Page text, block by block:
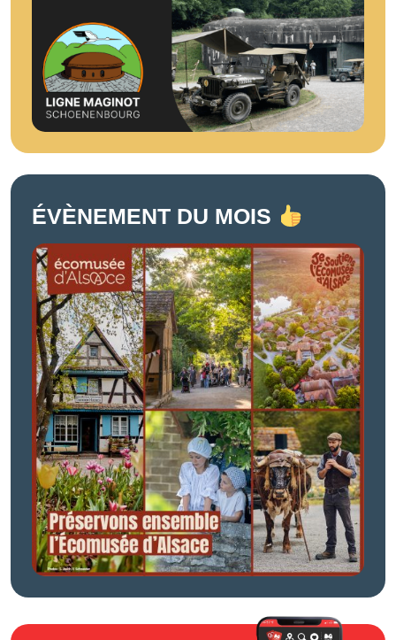
ÉVÈNEMENT DU MOIS